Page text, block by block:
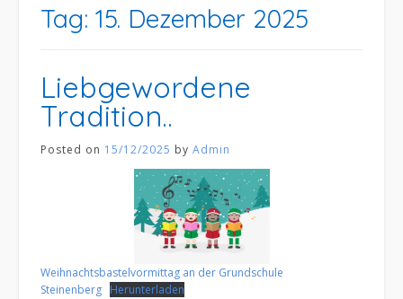
Tag: 15. Dezember 2025
Liebgewordene
Tradition..
Posted on 15/12/2025 by Admin
Weihnachtsbastelvormittag an der Grundschule
Steinenberg Herunterladen